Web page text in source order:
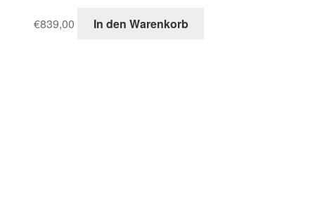
€839,00 In den Warenkorb